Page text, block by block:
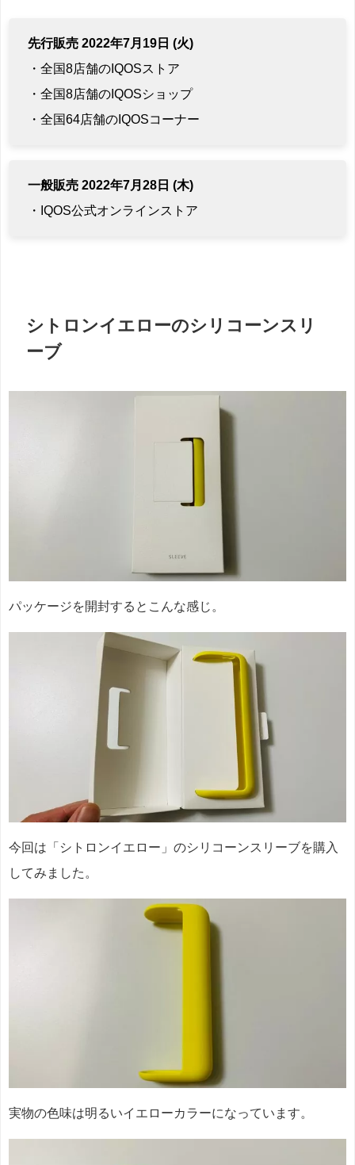
先行販売 2022年7月19日 (火)
・全国8店舗のIQOSストア
・全国8店舗のIQOSショップ
・全国64店舗のIQOSコーナー
一般販売 2022年7月28日 (木)
・IQOS公式オンラインストア
シトロンイエローのシリコーンスリ
ーブ
パッケージを開封するとこんな感じ。
今回は「シトロンイエロー」のシリコーンスリーブを購入
してみました。
実物の色味は明るいイエローカラーになっています。